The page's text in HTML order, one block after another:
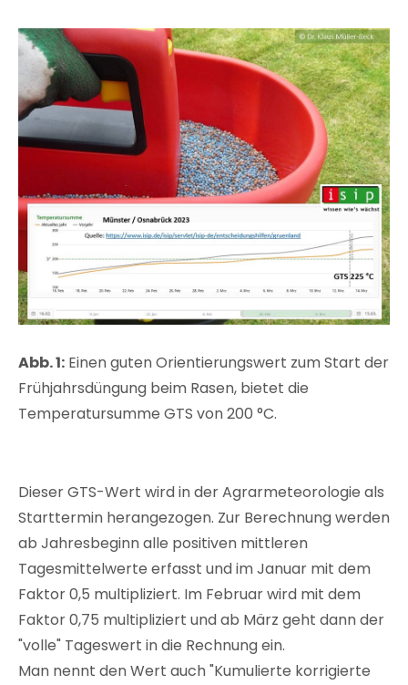
Abb. 1: Einen guten Orientierungswert zum Start der
Frühjahrsdüngung beim Rasen, bietet die
Temperatursumme GTS von 200 °C.
Dieser GTS-Wert wird in der Agrarmeteorologie als
Starttermin herangezogen. Zur Berechnung werden
ab Jahresbeginn alle positiven mittleren
Tagesmittelwerte erfasst und im Januar mit dem
Faktor 0,5 multipliziert. Im Februar wird mit dem
Faktor 0,75 multipliziert und ab März geht dann der
"volle" Tageswert in die Rechnung ein.
Man nennt den Wert auch "Kumulierte korrigierte